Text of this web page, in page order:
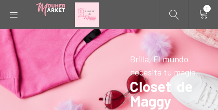
0
Brilla, El mundo
necesita tu magia.
Closet de
Maggy